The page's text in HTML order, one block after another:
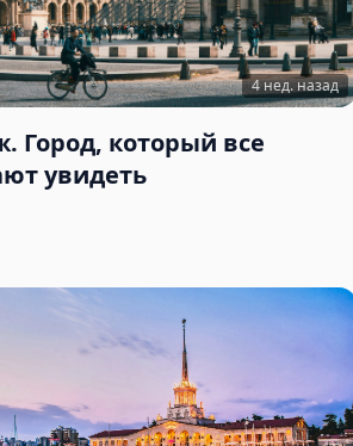
4 нед. назад
Город, который все
увидеть